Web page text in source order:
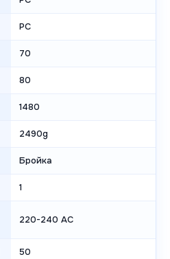
PC
70
80
1480
2490g
Бройка
1
220-240 AC
50